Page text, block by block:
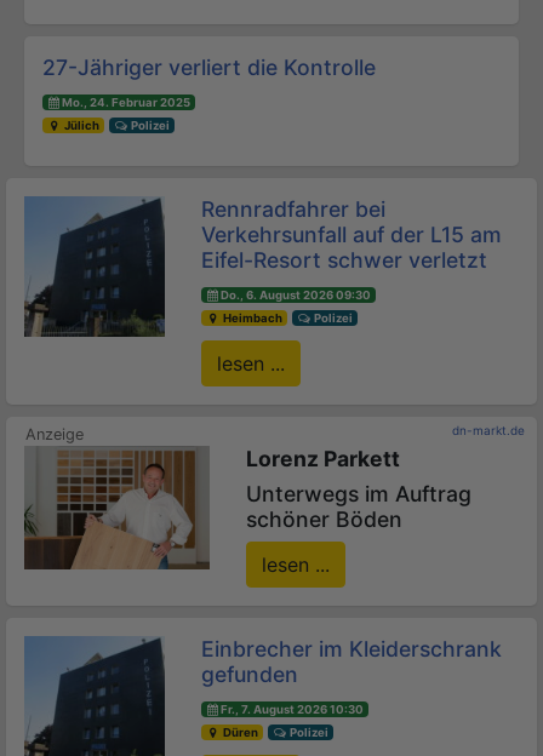
27-Jähriger verliert die Kontrolle
Mo., 24. Februar 2025
Jülich
Polizei
Rennradfahrer bei
Verkehrsunfall auf der L15 am
Eifel-Resort schwer verletzt
Do., 6. August 2026 09:30
Heimbach
Polizei
lesen ...
dn-markt.de
Lorenz Parkett
Unterwegs im Auftrag
schöner Böden
lesen ...
Einbrecher im Kleiderschrank
gefunden
Fr., 7. August 2026 10:30
Düren
Polizei